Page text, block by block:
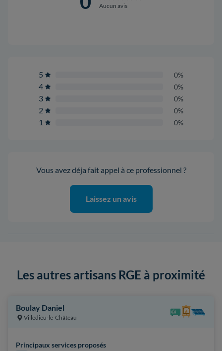
Aucun avis
5 0%
4 0%
3 0%
2 0%
1 0%
Vous avez déja fait appel à ce professionnel ?
Laissez un avis
Les autres artisans RGE à proximité
Boulay Daniel
Villedieu-le-Château
Principaux services proposés